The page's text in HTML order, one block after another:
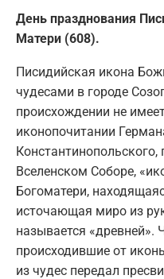
День празднования
Матери (608).
Писидийская икона
чудесами в городе
происхождении не
иконопочитании
Константинопольского,
Вселенском Соборе,
Богоматери,
источающая миро из
называется «древней».
происходившие от
из чудес передал